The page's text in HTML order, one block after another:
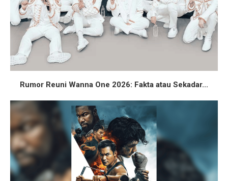
Rumor Reuni Wanna One 2026: Fakta atau Sekadar...